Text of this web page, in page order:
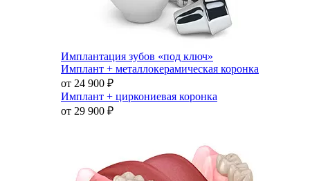
Имплантация зубов «под ключ»
Имплант + металлокерамическая коронка
от 24 900 ₽
Имплант + циркониевая коронка
от 29 900 ₽